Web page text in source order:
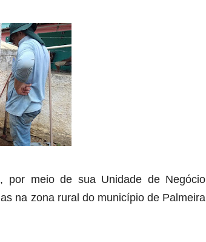
por meio de sua Unidade de Negócio
na zona rural do município de Palmeira